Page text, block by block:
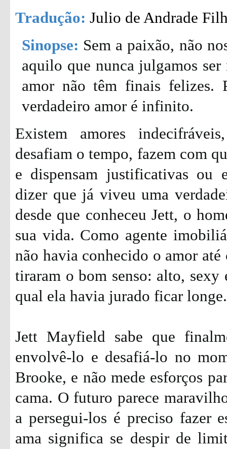
Tradução: Julio de Andrade
Sinopse: Sem a paixão, não
aquilo que nunca julgamos
amor não têm finais felizes.
verdadeiro amor é infinito.
Existem amores
desafiam o tempo, fazem com
e dispensam justificativas ou
dizer que já viveu uma
desde que conheceu Jett, o
sua vida. Como agente
não havia conhecido o amor
tiraram o bom senso: alto,
qual ela havia jurado ficar longe.
Jett Mayfield sabe que
envolvê-lo e desafiá-lo no
Brooke, e não mede esforços
cama. O futuro parece
a persegui-los é preciso fazer
ama significa se despir de